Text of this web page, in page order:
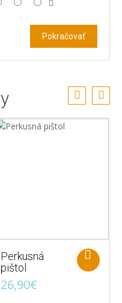
Pokračovať
Perkusná
pištol
26,90€